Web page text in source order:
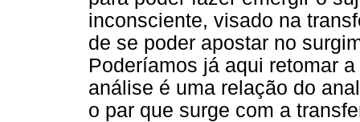
inconsciente, visado na
de se poder apostar no
Poderíamos já aqui retomar
análise é uma relação do
o par que surge com a